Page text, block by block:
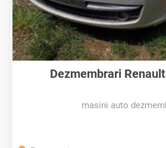
Dezmembrari
masini auto